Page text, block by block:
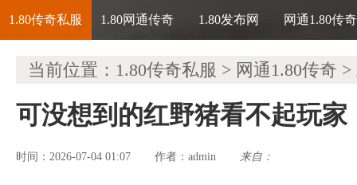
1.80传奇私服 1.80网通传奇 1.80发布网 网通1.80传奇
当前位置： 1.80传奇私服 > 网通1.80传奇 >
可没想到的红野猪看不起玩家
时间：2026-07-04 01:07 作者： admin 来自：